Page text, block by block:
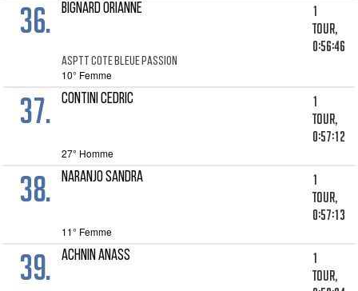
36. BIGNARD ORIANNE
ASPTT COTE BLEUE PASSION
1
tour,
0:56:46
10° Femme
37. CONTINI CEDRIC
1
tour,
0:57:12
27° Homme
38. NARANJO SANDRA
1
tour,
0:57:13
11° Femme
39. ACHNIN ANASS
1
tour,